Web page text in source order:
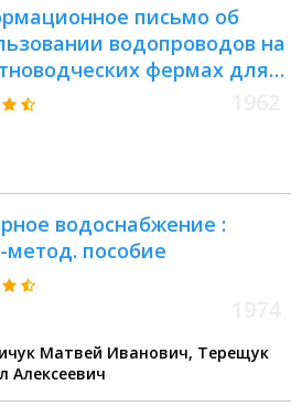
письмо об
водопроводов на
фермах для
пожаротушения
водоснабжение :
метод. пособие
Матвей Иванович, Терещук
Алексеевич